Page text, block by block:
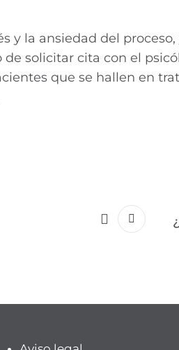
y la ansiedad del
solicitar cita con el
que se hallen en